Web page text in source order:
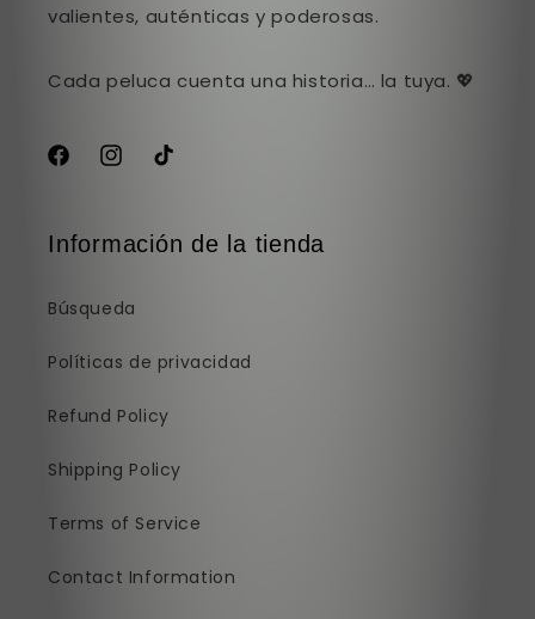
valientes, auténticas y poderosas.
Cada peluca cuenta una historia… la tuya. 💖
FacebookInstagram
TikTok
Información de la tienda
Búsqueda
Políticas de privacidad
Refund Policy
Shipping Policy
Terms of Service
Contact Information